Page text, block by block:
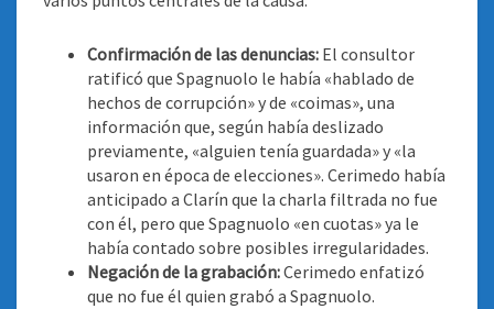
Confirmación de las denuncias: El consultor
ratificó que Spagnuolo le había «hablado de
hechos de corrupción» y de «coimas», una
información que, según había deslizado
previamente, «alguien tenía guardada» y «la
usaron en época de elecciones». Cerimedo había
anticipado a Clarín que la charla filtrada no fue
con él, pero que Spagnuolo «en cuotas» ya le
había contado sobre posibles irregularidades.
Negación de la grabación:Cerimedo enfatizó
que no fue él quien grabó a Spagnuolo.